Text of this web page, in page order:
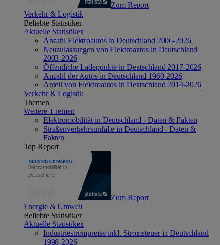
Zum Report
Verkehr & Logistik
Beliebte Statistiken
Aktuelle Statistiken
Anzahl Elektroautos in Deutschland 2006-2026
Neuzulassungen von Elektroautos in Deutschland
2003-2026
Öffentliche Ladepunkte in Deutschland 2017-2026
Anzahl der Autos in Deutschland 1960-2026
Anteil von Elektroautos in Deutschland 2014-2026
Verkehr & Logistik
Themen
Weitere Themen
Elektromobilität in Deutschland - Daten & Fakten
Straßenverkehrsunfälle in Deutschland - Daten &
Fakten
Top Report
Zum Report
Energie & Umwelt
Beliebte Statistiken
Aktuelle Statistiken
Industriestrompreise inkl. Stromsteuer in Deutschland
1998-2026